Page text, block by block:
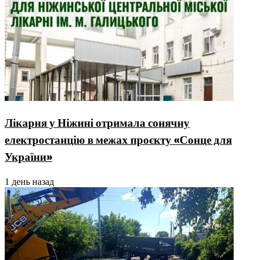
Лікарня у Ніжині отримала сонячну
електростанцію в межах проєкту «Сонце для
України»
1 день назад